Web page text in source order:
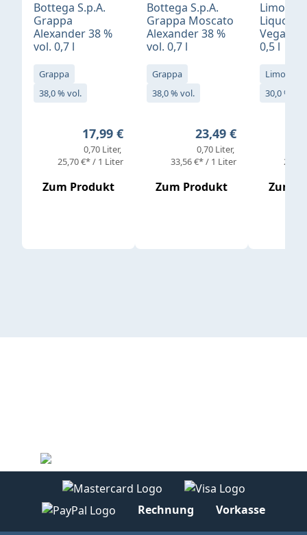
Bottega S.p.A.
Grappa
Alexander 38 %
vol. 0,7 l
Grappa
38,0 % vol.
Regulärer Preis:
17,99 €
0,70 Liter
25,70 €* / 1 Liter
Zum Produkt
Bottega S.p.A.
Grappa Moscato
Alexander 38 %
vol. 0,7 l
Grappa
38,0 % vol.
Regulärer Preis:
23,49 €
0,70 Liter
33,56 €* / 1 Liter
Zum Produkt
Liquore
Vegan
0,5 l
30,0 % vol.
Zum
Rechnung Vorkasse